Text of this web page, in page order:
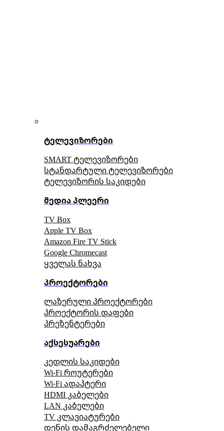
ტელევიზორები
SMART ტელევიზორები
სტანდარტული ტელევიზორები
ტელევიზორის საკიდები
მედია პლეერი
TV Box
Apple TV Box
Amazon Fire TV Stick
Google Chromecast
ყველას ნახვა
პროექტორები
ლაზერული პროექტორები
პროექტორის დაფები
პრეზენტერები
აქსესუარები
კედლის საკიდები
Wi-Fi როუტერები
Wi-Fi ადაპტერი
HDMI კაბელები
LAN კაბელები
TV კლავიატურები
დენის დამაგრძელებელი